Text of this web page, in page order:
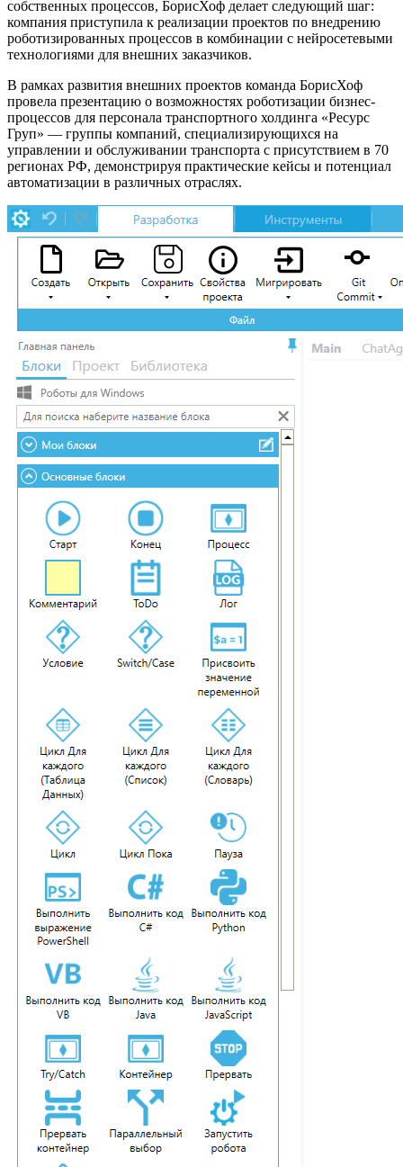
собственных процессов, БорисХоф делает следующий шаг:
компания приступила к реализации проектов по внедрению
роботизированных процессов в комбинации с нейросетевыми
технологиями для внешних заказчиков.
В рамках развития внешних проектов команда БорисХоф
провела презентацию о возможностях роботизации бизнес-
процессов для персонала транспортного холдинга «Ресурс
Груп» — группы компаний, специализирующихся на
управлении и обслуживании транспорта с присутствием в 70
регионах РФ, демонстрируя практические кейсы и потенциал
автоматизации в различных отраслях.